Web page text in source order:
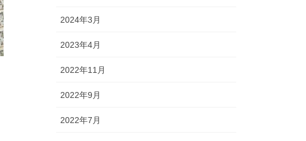
2024年3月
2023年4月
2022年11月
2022年9月
2022年7月